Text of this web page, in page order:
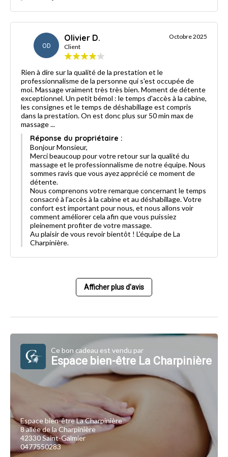
OD
Olivier D.
Client
Octobre 2025
Rien à dire sur la qualité de la prestation et le
professionnalisme de la personne qui s'est occupée de
moi. Massage vraiment très très bien. Moment de détente
exceptionnel. Un petit bémol : le temps d'accès à la cabine,
les consignes et le temps de déshabillage est compris
dans la prestation. On est donc plus sur 50 min max de
massage ...
Réponse du propriétaire :
Bonjour Monsieur,
Merci beaucoup pour votre retour sur la qualité du
massage et le professionnalisme de notre équipe. Nous
sommes ravis que vous ayez apprécié ce moment de
détente.
Nous comprenons votre remarque concernant le temps
consacré à l’accès à la cabine et au déshabillage. Votre
confort est important pour nous, et nous allons voir
comment améliorer cela afin que vous puissiez
pleinement profiter de votre massage.
Au plaisir de vous revoir bientôt ! L'équipe de La
Charpinière.
Afficher plus d'avis
Ce bon cadeau est vendu par
Espace bien-être La Charpinière
Espace bien-être La Charpinière
8 allée de la Charpinière
42330 Saint-Galmier
0477550283